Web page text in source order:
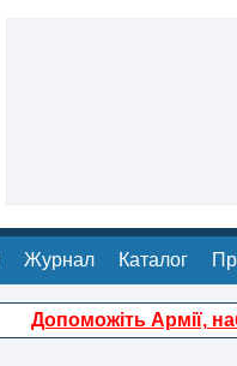
Журнал Каталог
Допоможіть Армії,